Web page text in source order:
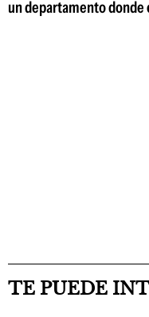
un departamento
TE PUEDE